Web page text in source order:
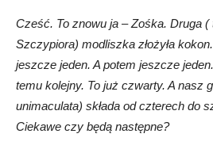
Cześć. To znowu ja – Zośka. Druga
Szczypiora) modliszka złożyła
jeszcze jeden. A potem jeszcze
temu kolejny. To już czwarty. A nasz
unimaculata) składa od czterech do
Ciekawe czy będą następne?